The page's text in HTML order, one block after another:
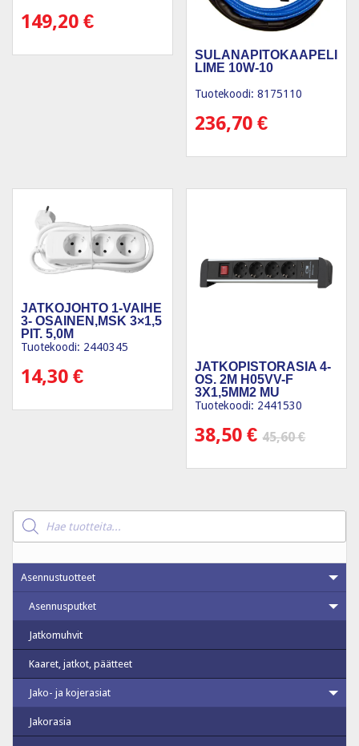
149,20 €
SULANAPITOKAAPELI
LIME 10W-10
Tuotekoodi: 8175110
236,70€
JATKOJOHTO 1-VAIHE
3- OSAINEN,MSK 3×1,5
PIT. 5,0M
Tuotekoodi: 2440345
14,30 €
JATKOPISTORASIA 4-
OS. 2M H05VV-F
3X1,5MM2 MU
Tuotekoodi: 2441530
38,50€ 45,60€
Products
search
Asennustuotteet
Asennusputket
Jatkomuhvit
Kaaret, jatkot, päätteet
Jako- ja kojerasiat
Jakorasia